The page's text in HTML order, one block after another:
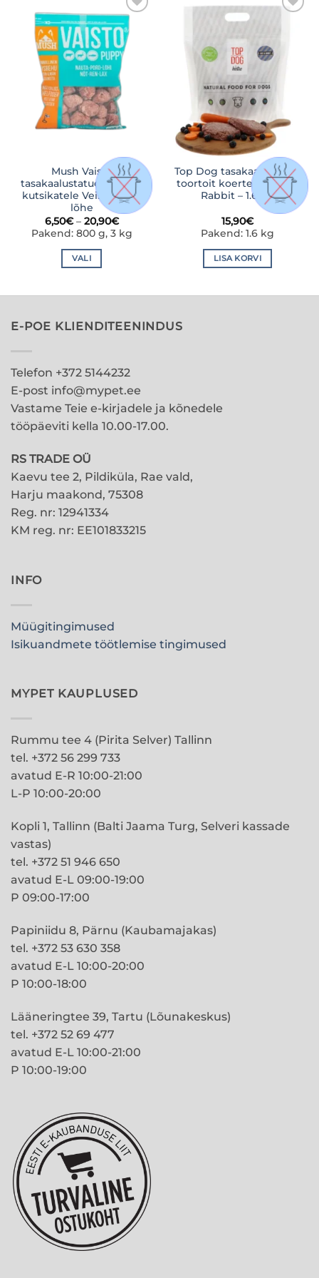
varianti.
Valikuid
saab
teha
tootelehel.
mitu
Valikuid
saab
teha
tootelehel.
LISA
SOOVINIMEKIRJA
Mush Vaisto
tasakaalustatud toortoit
kutsikatele Veis-põder-
lõhe
6,50€ – 20,90€Hinnavahemik:
6,50€
kuni
Pakend: 800 g, 3 kg
VALI
mitu
teha
tootelehel.
Top Dog tasakaalustatud
toortoit koertele Beef &
Rabbit – 1.6 kg
15,90€
Pakend: 1.6 kg
LISA KORVI
E-POE KLIENDITEENINDUS
Telefon +372 5144232
E-post info@mypet.ee
Vastame Teie e-kirjadele ja kõnedele
tööpäeviti kella 10.00-17.00.
RS TRADE OÜ
Kaevu tee 2, Pildiküla, Rae vald,
Harju maakond, 75308
Reg. nr: 12941334
KM reg. nr: EE101833215
INFO
Müügitingimused
Isikuandmete töötlemise tingimused
MYPET KAUPLUSED
Rummu tee 4 (Pirita Selver) Tallinn
tel. +372 56 299 733
avatud E-R 10:00-21:00
L-P 10:00-20:00
Kopli 1, Tallinn (Balti Jaama Turg, Selveri kassade
vastas)
tel. +372 51 946 650
avatud E-L 09:00-19:00
P 09:00-17:00
Papiniidu 8, Pärnu (Kaubamajakas)
tel. +372 53 630 358
avatud E-L 10:00-20:00
P 10:00-18:00
Lääneringtee 39, Tartu (Lõunakeskus)
tel. +372 52 69 477
avatud E-L 10:00-21:00
P 10:00-19:00